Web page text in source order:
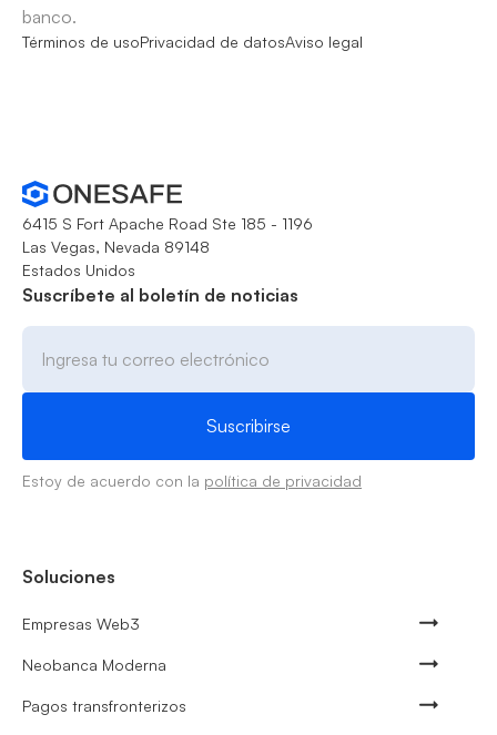
banco.
Términos de usoPrivacidad de datosAviso legal
6415 S Fort Apache Road Ste 185 - 1196
Las Vegas, Nevada 89148
Estados Unidos
Suscríbete al boletín de noticias
Estoy de acuerdo con la política de privacidad
Soluciones
Empresas Web3
Neobanca Moderna
Pagos transfronterizos